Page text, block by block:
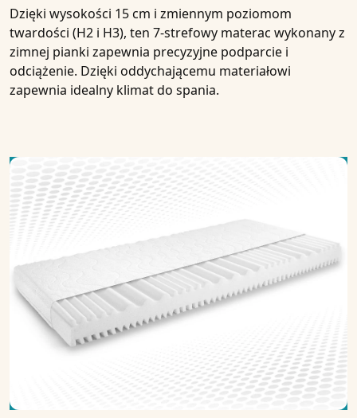
Dzięki wysokości 15 cm i zmiennym poziomom
twardości (H2 i H3), ten 7-strefowy materac wykonany z
zimnej pianki zapewnia precyzyjne podparcie i
odciążenie. Dzięki oddychającemu materiałowi
zapewnia idealny klimat do spania.